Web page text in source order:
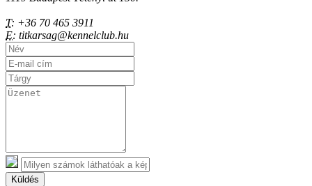
T: +36 70 465 3911
E: titkarsag@kennelclub.hu
Küldés